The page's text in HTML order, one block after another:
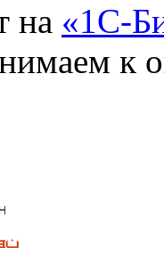
на «1С-
к